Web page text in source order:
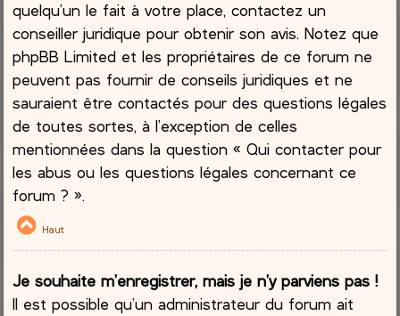
quelqu’un le fait à votre place, contactez un
conseiller juridique pour obtenir son avis. Notez que
phpBB Limited et les propriétaires de ce forum ne
peuvent pas fournir de conseils juridiques et ne
sauraient être contactés pour des questions légales
de toutes sortes, à l’exception de celles
mentionnées dans la question « Qui contacter pour
les abus ou les questions légales concernant ce
forum ? ».
Haut
Je souhaite m’enregistrer, mais je n’y parviens pas !
Il est possible qu’un administrateur du forum ait